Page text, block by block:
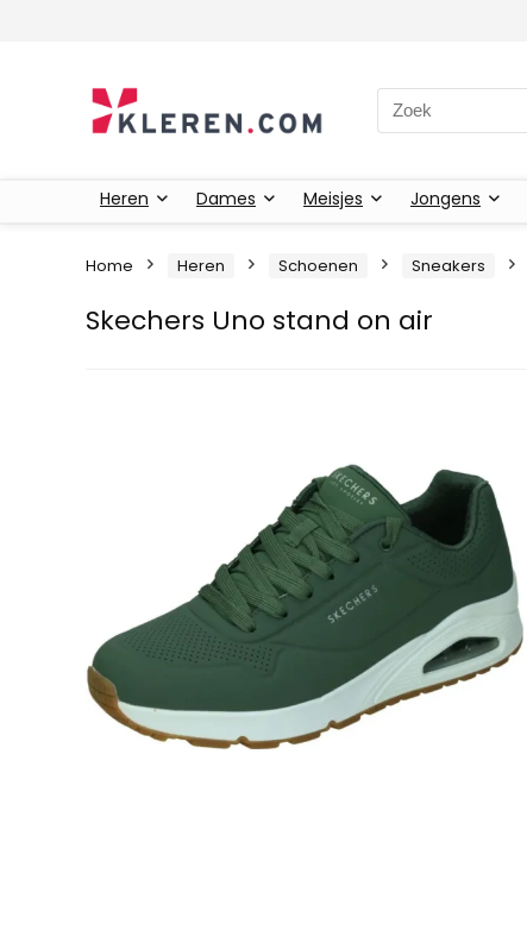
Zoeken naar:
Heren Dames Meisjes Jongens
Home Heren Schoenen Sneakers
Skechers Uno stand on air